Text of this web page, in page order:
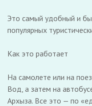
Это самый удобный и
популярных
Как это работает
На самолете или на
Вод, а затем на
Архыза. Все это — по